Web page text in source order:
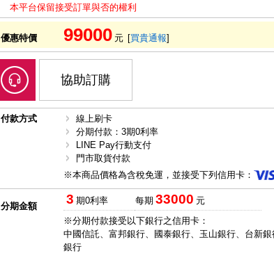
本平台保留接受訂單與否的權利
優惠特價 99000 元 [買貴通報]
協助訂購
付款方式
線上刷卡
分期付款：3期0利率
LINE Pay行動支付
門市取貨付款
※本商品價格為含稅免運，並接受下列信用卡：
分期金額 3 期0利率 每期 33000 元
※分期付款接受以下銀行之信用卡：
中國信託、富邦銀行、國泰銀行、玉山銀行、台新
銀行